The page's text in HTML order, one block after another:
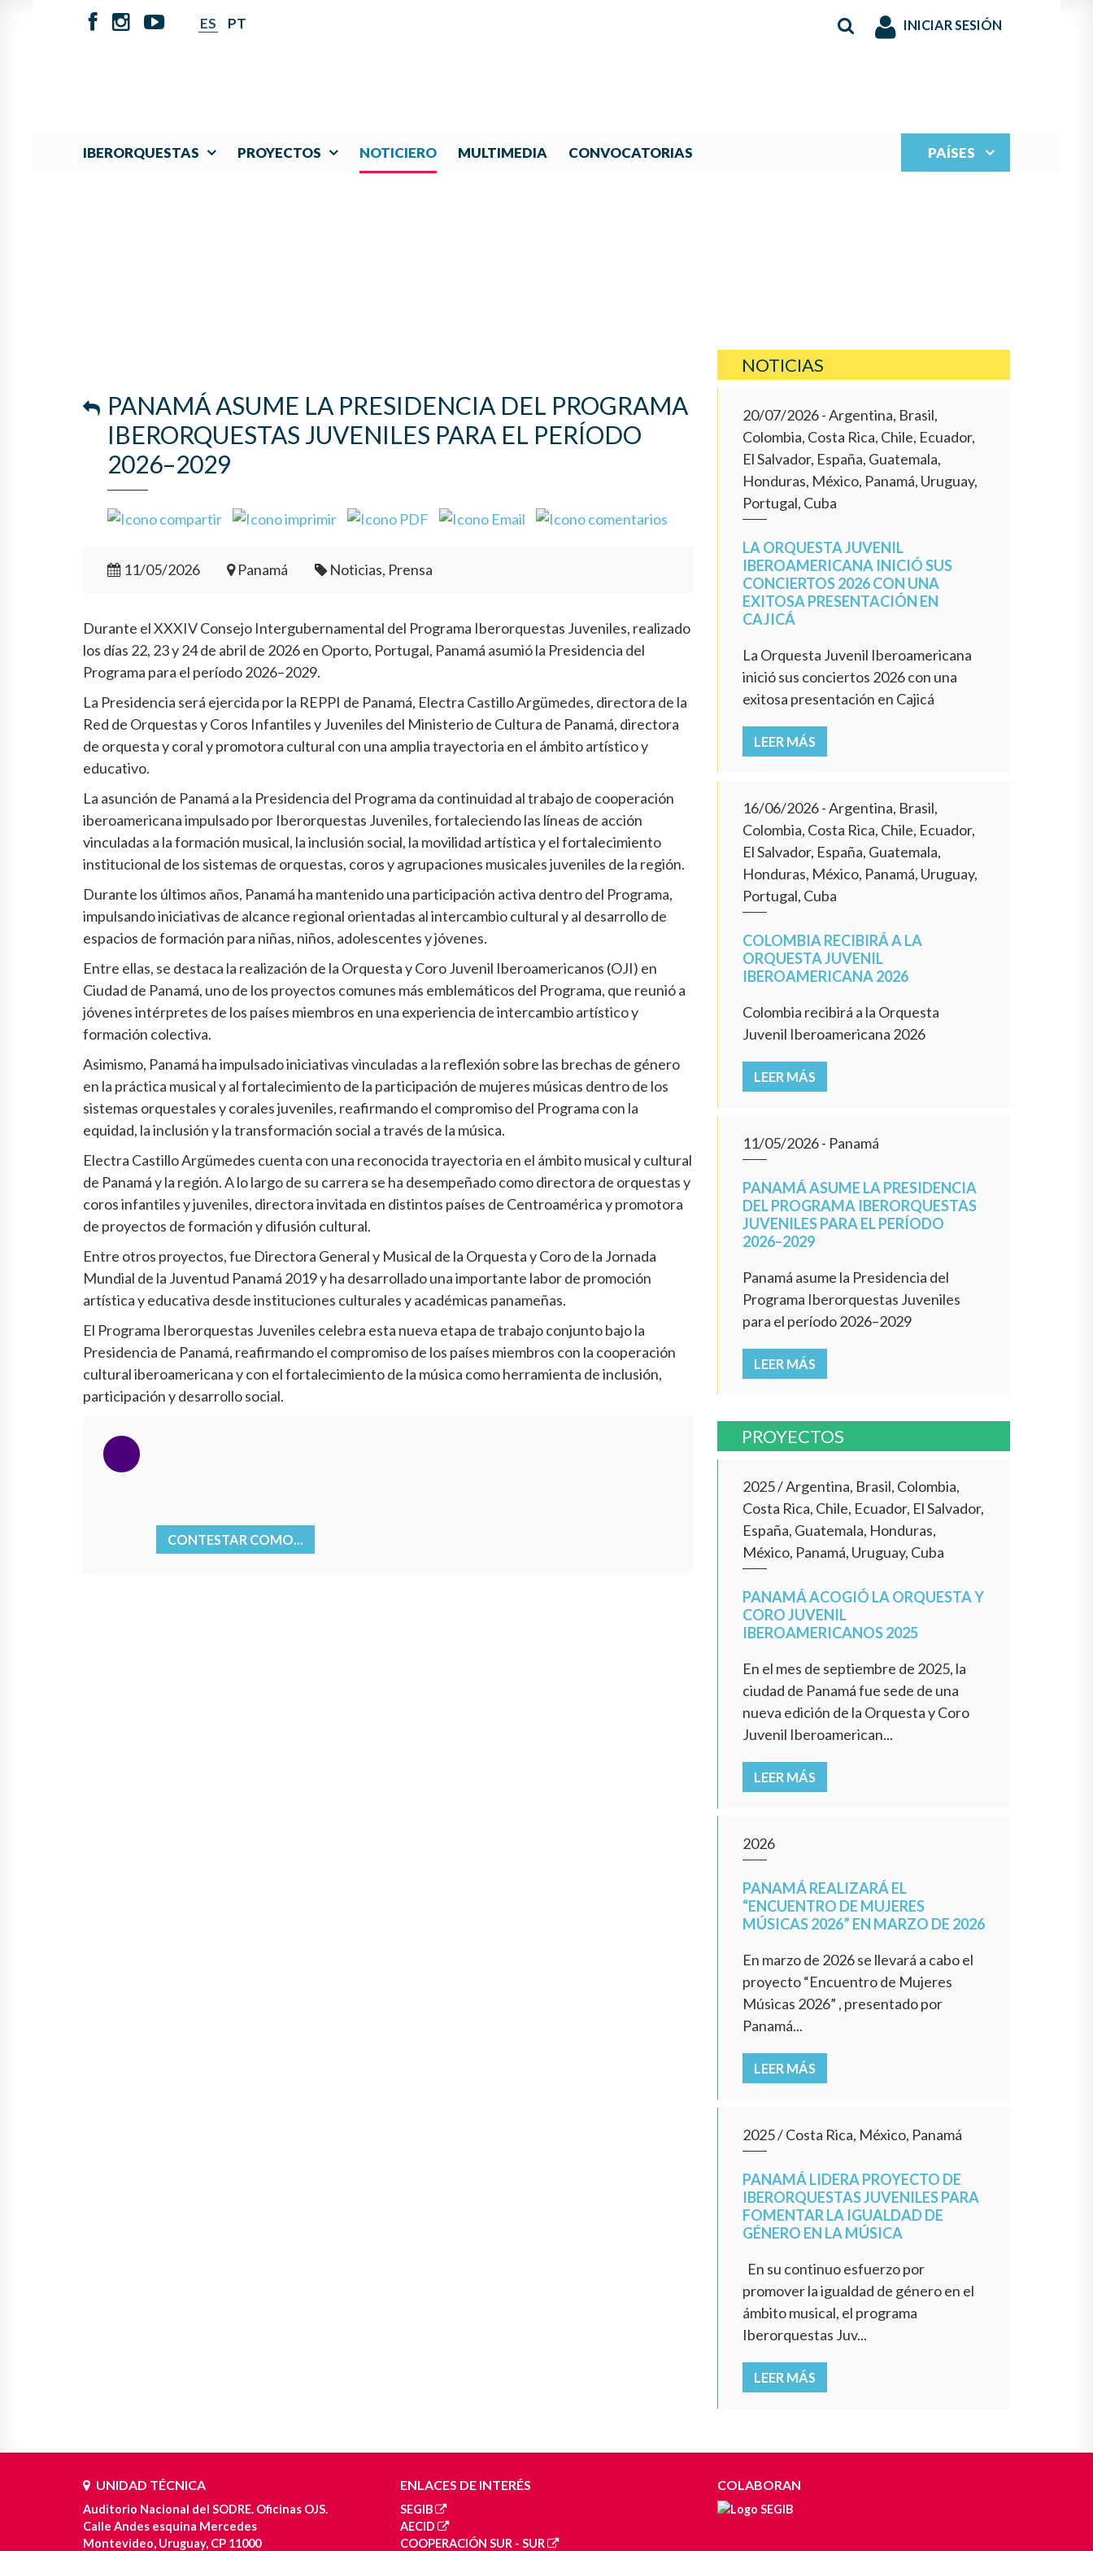
ES PT INICIAR SESIÓN
IBERORQUESTAS PROYECTOS NOTICIERO MULTIMEDIA CONVOCATORIAS PAÍSES
PANAMÁ ASUME LA PRESIDENCIA DEL PROGRAMA
IBERORQUESTAS JUVENILES PARA EL PERÍODO
2026–2029
11/05/2026 Panamá Noticias, Prensa
Durante el XXXIV Consejo Intergubernamental del Programa Iberorquestas Juveniles, realizado
los días 22, 23 y 24 de abril de 2026 en Oporto, Portugal, Panamá asumió la Presidencia del
Programa para el período 2026–2029.
La Presidencia será ejercida por la REPPI de Panamá, Electra Castillo Argümedes, directora de la
Red de Orquestas y Coros Infantiles y Juveniles del Ministerio de Cultura de Panamá, directora
de orquesta y coral y promotora cultural con una amplia trayectoria en el ámbito artístico y
educativo.
La asunción de Panamá a la Presidencia del Programa da continuidad al trabajo de cooperación
iberoamericana impulsado por Iberorquestas Juveniles, fortaleciendo las líneas de acción
vinculadas a la formación musical, la inclusión social, la movilidad artística y el fortalecimiento
institucional de los sistemas de orquestas, coros y agrupaciones musicales juveniles de la región.
Durante los últimos años, Panamá ha mantenido una participación activa dentro del Programa,
impulsando iniciativas de alcance regional orientadas al intercambio cultural y al desarrollo de
espacios de formación para niñas, niños, adolescentes y jóvenes.
Entre ellas, se destaca la realización de la Orquesta y Coro Juvenil Iberoamericanos (OJI) en
Ciudad de Panamá, uno de los proyectos comunes más emblemáticos del Programa, que reunió a
jóvenes intérpretes de los países miembros en una experiencia de intercambio artístico y
formación colectiva.
Asimismo, Panamá ha impulsado iniciativas vinculadas a la reflexión sobre las brechas de género
en la práctica musical y al fortalecimiento de la participación de mujeres músicas dentro de los
sistemas orquestales y corales juveniles, reafirmando el compromiso del Programa con la
equidad, la inclusión y la transformación social a través de la música.
Electra Castillo Argümedes cuenta con una reconocida trayectoria en el ámbito musical y cultural
de Panamá y la región. A lo largo de su carrera se ha desempeñado como directora de orquestas y
coros infantiles y juveniles, directora invitada en distintos países de Centroamérica y promotora
de proyectos de formación y difusión cultural.
Entre otros proyectos, fue Directora General y Musical de la Orquesta y Coro de la Jornada
Mundial de la Juventud Panamá 2019 y ha desarrollado una importante labor de promoción
artística y educativa desde instituciones culturales y académicas panameñas.
El Programa Iberorquestas Juveniles celebra esta nueva etapa de trabajo conjunto bajo la
Presidencia de Panamá, reafirmando el compromiso de los países miembros con la cooperación
cultural iberoamericana y con el fortalecimiento de la música como herramienta de inclusión,
participación y desarrollo social.
CONTESTAR COMO...
NOTICIAS
20/07/2026- Argentina, Brasil,
Colombia, Costa Rica, Chile, Ecuador,
El Salvador, España, Guatemala,
Honduras, México, Panamá, Uruguay,
Portugal, Cuba
LA ORQUESTA JUVENIL
IBEROAMERICANA INICIÓ SUS
CONCIERTOS 2026 CON UNA
EXITOSA PRESENTACIÓN EN
CAJICÁ
La Orquesta Juvenil Iberoamericana
inició sus conciertos 2026 con una
exitosa presentación en Cajicá
LEER MÁS
16/06/2026- Argentina, Brasil,
Colombia, Costa Rica, Chile, Ecuador,
El Salvador, España, Guatemala,
Honduras, México, Panamá, Uruguay,
Portugal, Cuba
COLOMBIA RECIBIRÁ A LA
ORQUESTA JUVENIL
IBEROAMERICANA 2026
Colombia recibirá a la Orquesta
Juvenil Iberoamericana 2026
LEER MÁS
11/05/2026- Panamá
PANAMÁ ASUME LA PRESIDENCIA
DEL PROGRAMA IBERORQUESTAS
JUVENILES PARA EL PERÍODO
2026–2029
Panamá asume la Presidencia del
Programa Iberorquestas Juveniles
para el período 2026–2029
LEER MÁS
PROYECTOS
2025/Argentina, Brasil, Colombia,
Costa Rica, Chile, Ecuador, El Salvador,
España, Guatemala, Honduras,
México, Panamá, Uruguay, Cuba
PANAMÁ ACOGIÓ LA ORQUESTA Y
CORO JUVENIL
IBEROAMERICANOS 2025
En el mes de septiembre de 2025, la
ciudad de Panamá fue sede de una
nueva edición de la Orquesta y Coro
Juvenil Iberoamerican...
LEER MÁS
2026
PANAMÁ REALIZARÁ EL
“ENCUENTRO DE MUJERES
MÚSICAS 2026” EN MARZO DE 2026
En marzo de 2026 se llevará a cabo el
proyecto “Encuentro de Mujeres
Músicas 2026” , presentado por
Panamá...
LEER MÁS
2025/Costa Rica, México, Panamá
PANAMÁ LIDERA PROYECTO DE
IBERORQUESTAS JUVENILES PARA
FOMENTAR LA IGUALDAD DE
GÉNERO EN LA MÚSICA
En su continuo esfuerzo por
promover la igualdad de género en el
ámbito musical, el programa
Iberorquestas Juv...
LEER MÁS
UNIDAD TÉCNICA
Auditorio Nacional del SODRE. Oficinas OJS.
Calle Andes esquina Mercedes
Montevideo, Uruguay, CP 11000
ENLACES DE INTERÉS
SEGIB
AECID
COOPERACIÓN SUR - SUR
COLABORAN